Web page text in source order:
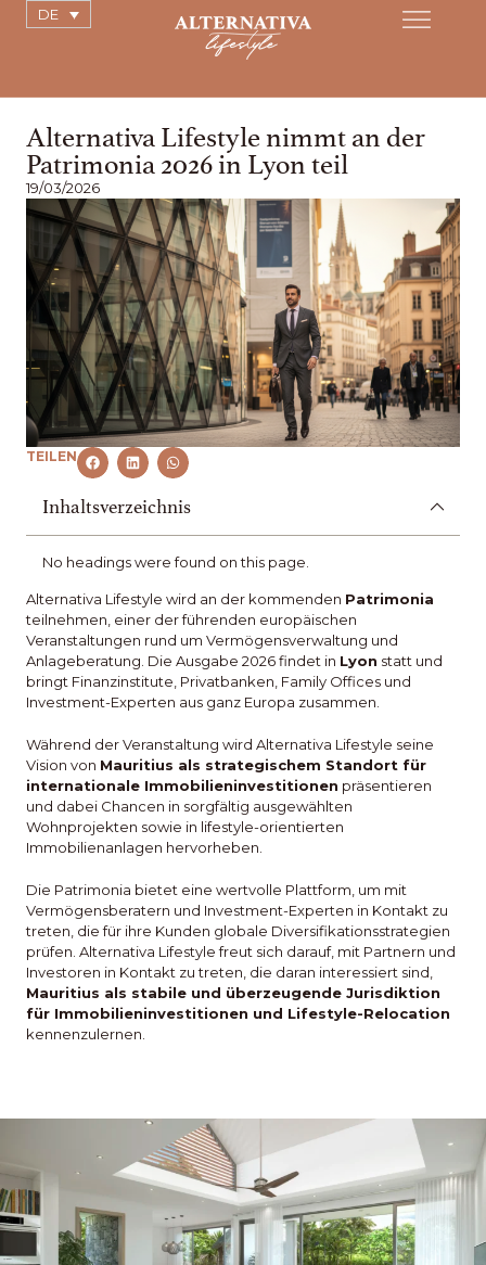
DE
Alternativa Lifestyle nimmt an der
Patrimonia 2026 in Lyon teil
19/03/2026
Alternativa Lifestyle wird an der kommenden Patrimonia
teilnehmen, einer der führenden europäischen
Veranstaltungen rund um Vermögensverwaltung und
Anlageberatung. Die Ausgabe 2026 findet in Lyon statt und
bringt Finanzinstitute, Privatbanken, Family Offices und
Investment-Experten aus ganz Europa zusammen.
Während der Veranstaltung wird Alternativa Lifestyle seine
Vision von Mauritius als strategischem Standort für
internationale Immobilieninvestitionen präsentieren
und dabei Chancen in sorgfältig ausgewählten
Wohnprojekten sowie in lifestyle-orientierten
Immobilienanlagen hervorheben.
Die Patrimonia bietet eine wertvolle Plattform, um mit
Vermögensberatern und Investment-Experten in Kontakt zu
treten, die für ihre Kunden globale Diversifikationsstrategien
prüfen. Alternativa Lifestyle freut sich darauf, mit Partnern und
Investoren in Kontakt zu treten, die daran interessiert sind,
Mauritius als stabile und überzeugende Jurisdiktion
für Immobilieninvestitionen und Lifestyle-Relocation
kennenzulernen.
TEILEN
Inhaltsverzeichnis
No headings were found on this page.